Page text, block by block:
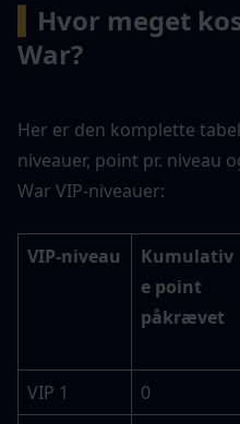
Hvor meget
War?
Her er den komplette
niveauer, point pr. niveau
War VIP-niveauer:
VIP-niveau
Kumulativ
e point
påkrævet
VIP 1 0